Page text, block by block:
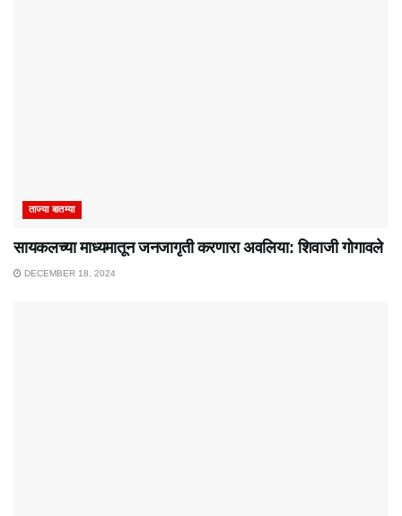
ताज्या बातम्या
सायकलच्या माध्यमातून जनजागृती करणारा अवलिया: शिवाजी गोगावले
DECEMBER 18, 2024